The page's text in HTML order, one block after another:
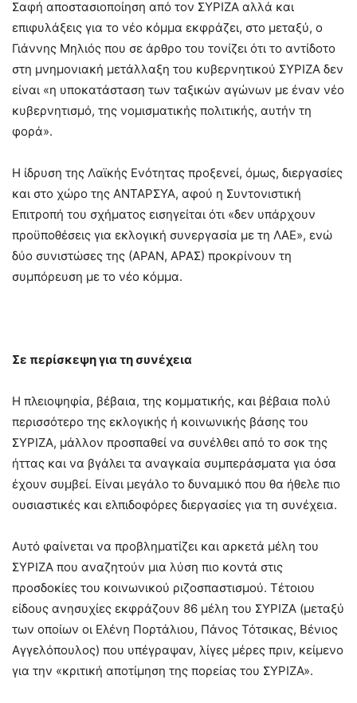
Σαφή αποστασιοποίηση από τον ΣΥΡΙΖΑ αλλά και
επιφυλάξεις για το νέο κόμμα εκφράζει, στο μεταξύ, ο
Γιάννης Μηλιός που σε άρθρο του τονίζει ότι το αντίδοτο
στη μνημονιακή μετάλλαξη του κυβερνητικού ΣΥΡΙΖΑ δεν
είναι «η υποκατάσταση των ταξικών αγώνων με έναν νέο
κυβερνητισμό, της νομισματικής πολιτικής, αυτήν τη
φορά».
Η ίδρυση της Λαϊκής Ενότητας προξενεί, όμως, διεργασίες
και στο χώρο της ΑΝΤΑΡΣΥΑ, αφού η Συντονιστική
Επιτροπή του σχήματος εισηγείται ότι «δεν υπάρχουν
προϋποθέσεις για εκλογική συνεργασία με τη ΛΑΕ», ενώ
δύο συνιστώσες της (ΑΡΑΝ, ΑΡΑΣ) προκρίνουν τη
συμπόρευση με το νέο κόμμα.
Σε περίσκεψη για τη συνέχεια
Η πλειοψηφία, βέβαια, της κομματικής, και βέβαια πολύ
περισσότερο της εκλογικής ή κοινωνικής βάσης του
ΣΥΡΙΖΑ, μάλλον προσπαθεί να συνέλθει από το σοκ της
ήττας και να βγάλει τα αναγκαία συμπεράσματα για όσα
έχουν συμβεί. Είναι μεγάλο το δυναμικό που θα ήθελε πιο
ουσιαστικές και ελπιδοφόρες διεργασίες για τη συνέχεια.
Αυτό φαίνεται να προβληματίζει και αρκετά μέλη του
ΣΥΡΙΖΑ που αναζητούν μια λύση πιο κοντά στις
προσδοκίες του κοινωνικού ριζοσπαστισμού. Τέτοιου
είδους ανησυχίες εκφράζουν 86 μέλη του ΣΥΡΙΖΑ (μεταξύ
των οποίων οι Ελένη Πορτάλιου, Πάνος Τότσικας, Βένιος
Αγγελόπουλος) που υπέγραψαν, λίγες μέρες πριν, κείμενο
για την «κριτική αποτίμηση της πορείας του ΣΥΡΙΖΑ».